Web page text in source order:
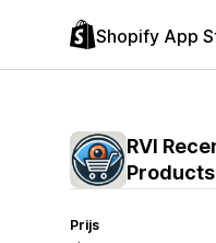
Shopify App
RVI
Products
Prijs